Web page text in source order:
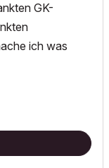
GK-
ich was